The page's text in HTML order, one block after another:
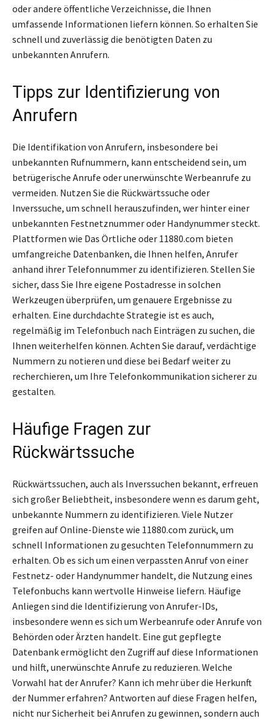
oder andere öffentliche Verzeichnisse, die Ihnen
umfassende Informationen liefern können. So erhalten Sie
schnell und zuverlässig die benötigten Daten zu
unbekannten Anrufern.
Tipps zur Identifizierung von
Anrufern
Die Identifikation von Anrufern, insbesondere bei
unbekannten Rufnummern, kann entscheidend sein, um
betrügerische Anrufe oder unerwünschte Werbeanrufe zu
vermeiden. Nutzen Sie die Rückwärtssuche oder
Inverssuche, um schnell herauszufinden, wer hinter einer
unbekannten Festnetznummer oder Handynummer steckt.
Plattformen wie Das Örtliche oder 11880.com bieten
umfangreiche Datenbanken, die Ihnen helfen, Anrufer
anhand ihrer Telefonnummer zu identifizieren. Stellen Sie
sicher, dass Sie Ihre eigene Postadresse in solchen
Werkzeugen überprüfen, um genauere Ergebnisse zu
erhalten. Eine durchdachte Strategie ist es auch,
regelmäßig im Telefonbuch nach Einträgen zu suchen, die
Ihnen weiterhelfen können. Achten Sie darauf, verdächtige
Nummern zu notieren und diese bei Bedarf weiter zu
recherchieren, um Ihre Telefonkommunikation sicherer zu
gestalten.
Häufige Fragen zur
Rückwärtssuche
Rückwärtssuchen, auch als Inverssuchen bekannt, erfreuen
sich großer Beliebtheit, insbesondere wenn es darum geht,
unbekannte Nummern zu identifizieren. Viele Nutzer
greifen auf Online-Dienste wie 11880.com zurück, um
schnell Informationen zu gesuchten Telefonnummern zu
erhalten. Ob es sich um einen verpassten Anruf von einer
Festnetz- oder Handynummer handelt, die Nutzung eines
Telefonbuchs kann wertvolle Hinweise liefern. Häufige
Anliegen sind die Identifizierung von Anrufer-IDs,
insbesondere wenn es sich um Werbeanrufe oder Anrufe von
Behörden oder Ärzten handelt. Eine gut gepflegte
Datenbank ermöglicht den Zugriff auf diese Informationen
und hilft, unerwünschte Anrufe zu reduzieren. Welche
Vorwahl hat der Anrufer? Kann ich mehr über die Herkunft
der Nummer erfahren? Antworten auf diese Fragen helfen,
nicht nur Sicherheit bei Anrufen zu gewinnen, sondern auch